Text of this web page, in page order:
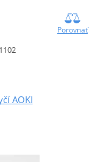
Porovnať
AOKI